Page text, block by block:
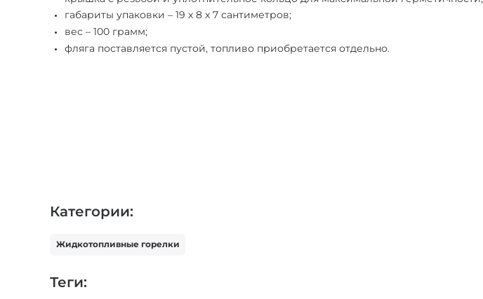
габариты упаковки – 19 х 8 х 7 сантиметров;
вес – 100 грамм;
фляга поставляется пустой, топливо приобретается отдельно.
Категории:
Жидкотопливные горелки
Теги: